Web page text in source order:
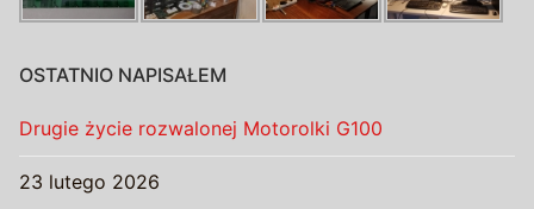
OSTATNIO NAPISAŁEM
Drugie życie rozwalonej Motorolki G100
23 lutego 2026